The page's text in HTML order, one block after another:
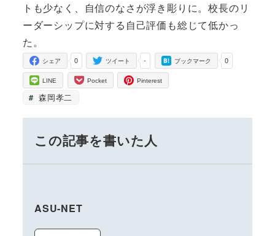
トも少なく、自信のなさが浮き彫りに。校長のリ
ーダーシップに対する自己評価も総じて低かっ
た。
0
シェア -
ツイート 0
ブックマーク
LINE Pocket Pinterest
森岡孝二
この記事を書いた人
ASU-NET